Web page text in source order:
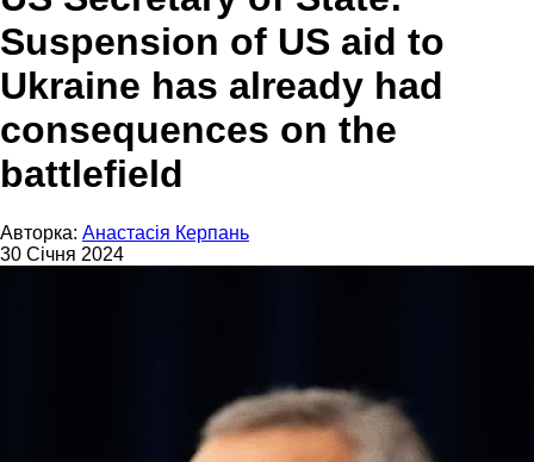
Suspension of US aid to
Ukraine has already had
consequences on the
battlefield
Авторка: Анастасія Керпань
30 Січня 2024